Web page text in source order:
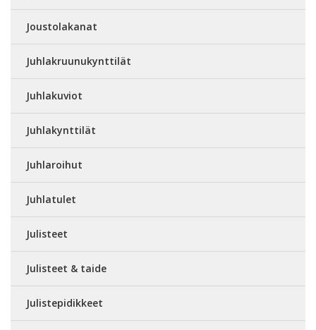
Joustolakanat
Juhlakruunukynttilät
Juhlakuviot
Juhlakynttilät
Juhlaroihut
Juhlatulet
Julisteet
Julisteet & taide
Julistepidikkeet